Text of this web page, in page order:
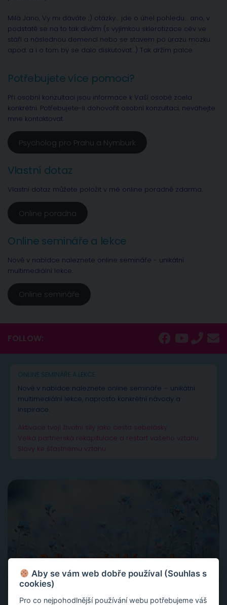
Milá Jano, Vy mi dáváte ;) otázky… jde o úhel pohledu… ano, v
podstatě se na to tak dívám (s vyjímkou sklerotizace cév ve
stáří a následnou demencí nebo se stavem po úrazu mozku
apod. a i o tom by se dalo diskutovat…) Tak držím palce.
Potřebujete více pomoci?
Při osobní konzultaci jsou informace k Vaší osobě zcela
konkrétní. Potřebujete-li dohovořit osobní konzultaci, neváhejte
mne kontaktovat.
Psycholog pro Prahu a Nymburk
Vlastní dotaz
Vlastní dotaz můžete položit v mé online poradně zdarma.
Online poradna
Online semináře a lekce
Nově v nabídce naleznete online semináře - unikátní
multimediální lekce.
Online semináře
FOLLOW:
ONLINE SEMINÁŘE A LEKCE
Nově v nabídce naleznete online semináře – unikátní
multimediální lekce, naprosto konkrétní návody a
inspirace.
Aktivace tvojí životní síly jako cesta sebelásky
Velká partnerská rekapitulace a restart vašeho vztahu
Slovy ke šťastnému vztahu
Aby se vám web dobře používal (Souhlas s
cookies)
Pro co nejpohodlnější používání webu potřebujeme váš